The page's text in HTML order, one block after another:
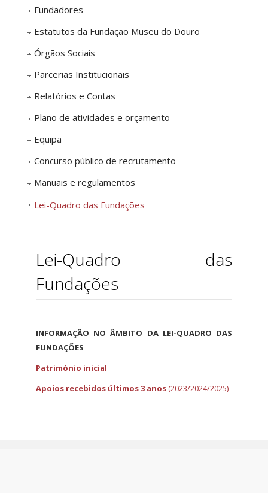
Fundadores
Estatutos da Fundação Museu do Douro
Órgãos Sociais
Parcerias Institucionais
Relatórios e Contas
Plano de atividades e orçamento
Equipa
Concurso público de recrutamento
Manuais e regulamentos
Lei-Quadro das Fundações
Lei-Quadro das
Fundações
INFORMAÇÃO NO ÂMBITO DA LEI-QUADRO DAS
FUNDAÇÕES
Património inicial
Apoios recebidos últimos 3 anos (2023/2024/2025)